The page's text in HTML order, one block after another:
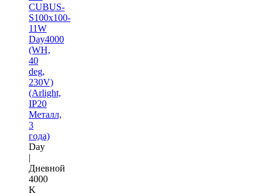
CUBUS-
S100x100-
11W
Day4000
(WH,
40
deg,
230V)
(Arlight,
IP20
Металл,
3
года)
Day
|
Дневной
4000
K